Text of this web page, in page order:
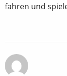
fahren und